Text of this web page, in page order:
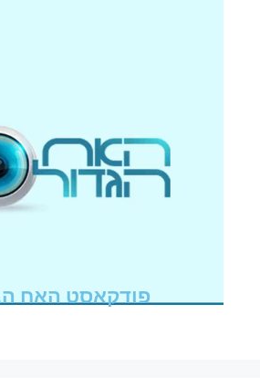
פודקאסט האח